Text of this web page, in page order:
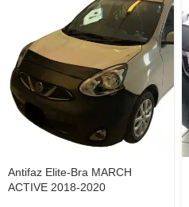
Antifaz Elite-Bra MARCH
ACTIVE 2018-2020